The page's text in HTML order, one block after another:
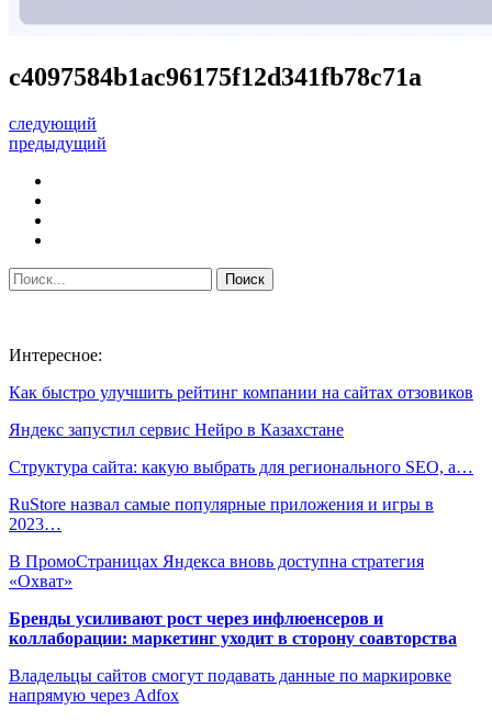
c4097584b1ac96175f12d341fb78c71a
следующий
предыдущий
Интересное:
Как быстро улучшить рейтинг компании на сайтах отзовиков
Яндекс запустил сервис Нейро в Казахстане
Структура сайта: какую выбрать для регионального SEO, а…
RuStore назвал самые популярные приложения и игры в
2023…
В ПромоСтраницах Яндекса вновь доступна стратегия
«Охват»
Бренды усиливают рост через инфлюенсеров и
коллаборации: маркетинг уходит в сторону соавторства
Владельцы сайтов смогут подавать данные по маркировке
напрямую через Adfox